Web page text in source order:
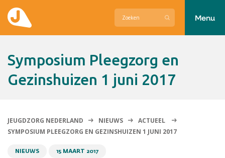
Hier zetten wij ons voor in
Contact
Menu
Symposium Pleegzorg en
Gezinshuizen 1 juni 2017
JEUGDZORG NEDERLAND NIEUWS
ACTUEEL
SYMPOSIUM PLEEGZORG EN GEZINSHUIZEN 1 JUNI 2017
NIEUWS 15 MAART 2017